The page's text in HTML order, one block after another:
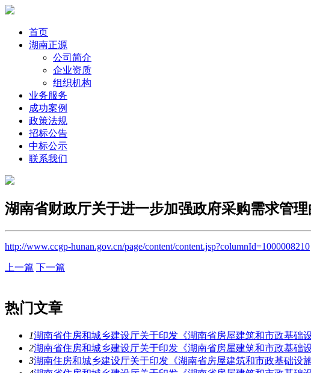
首页
湖南正源
公司简介
企业资质
组织机构
业务服务
成功案例
政策法规
招标公告
中标公示
联系我们
湖南省财政厅关于进一步加强政府采购需求管
http://www.ccgp-hunan.gov.cn/page/content/content.jsp?columnId=1000008210
上一篇 下一篇
热门文章
1湖南省住房和城乡建设厅关于印发《湖南省房屋建筑和市政基础
2湖南省住房和城乡建设厅关于印发《湖南省房屋建筑和市政基础
3湖南住房和城乡建设厅关于印发《湖南省房屋建筑和市政基础设